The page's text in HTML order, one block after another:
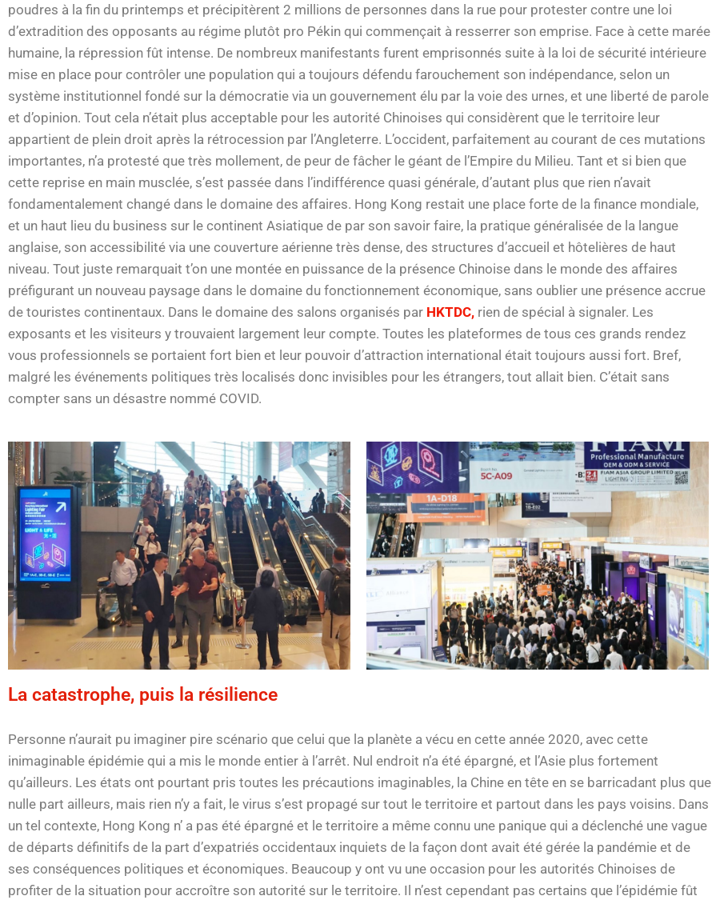
poudres à la fin du printemps et précipitèrent 2 millions de personnes dans la rue pour protester contre une loi
d’extradition des opposants au régime plutôt pro Pékin qui commençait à resserrer son emprise. Face à cette marée
humaine, la répression fût intense. De nombreux manifestants furent emprisonnés suite à la loi de sécurité intérieure
mise en place pour contrôler une population qui a toujours défendu farouchement son indépendance, selon un
système institutionnel fondé sur la démocratie via un gouvernement élu par la voie des urnes, et une liberté de parole
et d’opinion. Tout cela n’était plus acceptable pour les autorité Chinoises qui considèrent que le territoire leur
appartient de plein droit après la rétrocession par l’Angleterre. L’occident, parfaitement au courant de ces mutations
importantes, n’a protesté que très mollement, de peur de fâcher le géant de l’Empire du Milieu. Tant et si bien que
cette reprise en main musclée, s’est passée dans l’indifférence quasi générale, d’autant plus que rien n’avait
fondamentalement changé dans le domaine des affaires. Hong Kong restait une place forte de la finance mondiale,
et un haut lieu du business sur le continent Asiatique de par son savoir faire, la pratique généralisée de la langue
anglaise, son accessibilité via une couverture aérienne très dense, des structures d’accueil et hôtelières de haut
niveau. Tout juste remarquait t’on une montée en puissance de la présence Chinoise dans le monde des affaires
préfigurant un nouveau paysage dans le domaine du fonctionnement économique, sans oublier une présence accrue
de touristes continentaux. Dans le domaine des salons organisés par HKTDC, rien de spécial à signaler. Les
exposants et les visiteurs y trouvaient largement leur compte. Toutes les plateformes de tous ces grands rendez
vous professionnels se portaient fort bien et leur pouvoir d’attraction international était toujours aussi fort. Bref,
malgré les événements politiques très localisés donc invisibles pour les étrangers, tout allait bien. C’était sans
compter sans un désastre nommé COVID.
La catastrophe, puis la résilience
Personne n’aurait pu imaginer pire scénario que celui que la planète a vécu en cette année 2020, avec cette
inimaginable épidémie qui a mis le monde entier à l’arrêt. Nul endroit n’a été épargné, et l’Asie plus fortement
qu’ailleurs. Les états ont pourtant pris toutes les précautions imaginables, la Chine en tête en se barricadant plus que
nulle part ailleurs, mais rien n’y a fait, le virus s’est propagé sur tout le territoire et partout dans les pays voisins. Dans
un tel contexte, Hong Kong n’ a pas été épargné et le territoire a même connu une panique qui a déclenché une vague
de départs définitifs de la part d’expatriés occidentaux inquiets de la façon dont avait été gérée la pandémie et de
ses conséquences politiques et économiques. Beaucoup y ont vu une occasion pour les autorités Chinoises de
profiter de la situation pour accroître son autorité sur le territoire. Il n’est cependant pas certains que l’épidémie fût